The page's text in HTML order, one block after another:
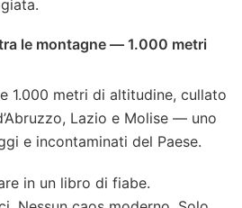
le montagne — 1.000 metri
1.000 metri di altitudine, cullato
Lazio e Molise — uno
e incontaminati del Paese.
in un libro di fiabe.